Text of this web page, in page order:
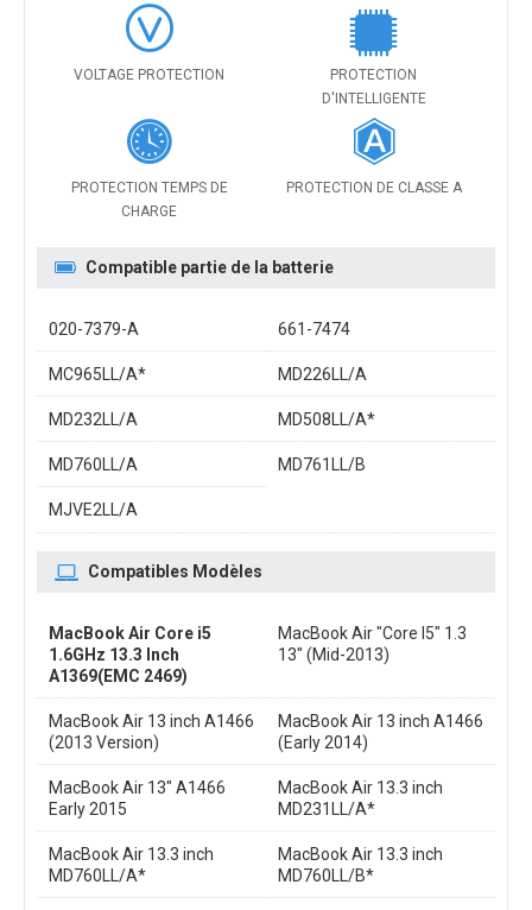
VOLTAGE PROTECTION
PROTECTION
D'INTELLIGENTE
PROTECTION TEMPS DE
CHARGE
PROTECTION DE CLASSE A
Compatible partie de la batterie
020-7379-A 661-7474
MC965LL/A* MD226LL/A
MD232LL/A MD508LL/A*
MD760LL/A MD761LL/B
MJVE2LL/A
Compatibles Modèles
MacBook Air Core i5
1.6GHz 13.3 Inch
A1369(EMC 2469)
MacBook Air "Core I5" 1.3
13" (Mid-2013)
MacBook Air 13 inch A1466
(2013 Version)
MacBook Air 13 inch A1466
(Early 2014)
MacBook Air 13" A1466
Early 2015
MacBook Air 13.3 inch
MD231LL/A*
MacBook Air 13.3 inch
MD760LL/A*
MacBook Air 13.3 inch
MD760LL/B*